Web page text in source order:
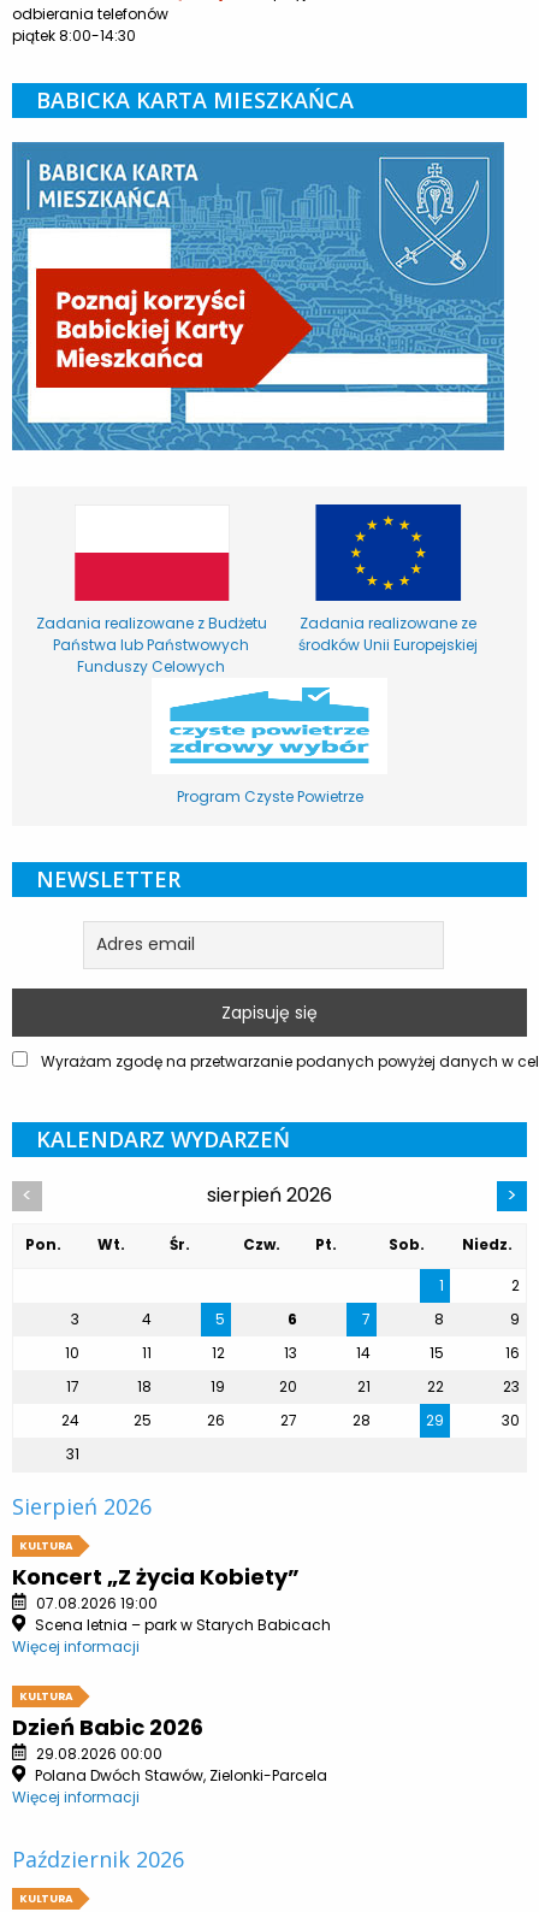
odbierania telefonów
piątek 8:00-14:30
BABICKA KARTA MIESZKAŃCA
Zadania realizowane z Budżetu
Państwa lub Państwowych
Funduszy Celowych
Zadania realizowane ze
środków Unii Europejskiej
Program Czyste Powietrze
NEWSLETTER
Wyrażam zgodę na przetwarzanie podanych powyżej danych w
KALENDARZ WYDARZEŃ
< sierpień 2026 >
Pon. Wt. Śr. Czw. Pt. Sob.
Niedz.
1
2
3
4 5 6 7 8
9
10
11 12 13 14 15
16
17
18 19 20 21 22
23
24
25 26 27 28 29
30
31
Sierpień 2026
KULTURA
Koncert „Z życia Kobiety”
07.08.2026 19:00
Scena letnia – park w Starych Babicach
Więcej informacji
KULTURA
Dzień Babic 2026
29.08.2026 00:00
Polana Dwóch Stawów, Zielonki-Parcela
Więcej informacji
Październik 2026
KULTURA